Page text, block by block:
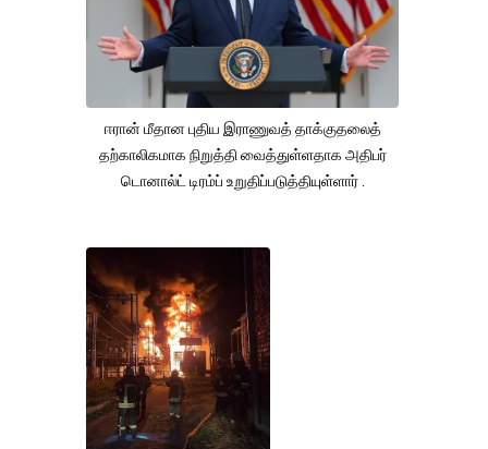
ஈரான் மீதான புதிய இராணுவத் தாக்குதலைத்
தற்காலிகமாக நிறுத்தி வைத்துள்ளதாக அதிபர்
டொனால்ட் டிரம்ப் உறுதிப்படுத்தியுள்ளார் .